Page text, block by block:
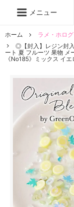
メニュー
ホーム ラメ・ホロ
◎【封入】レジン封
ート 夏 フルーツ 果物
《No185》ミックス イエ